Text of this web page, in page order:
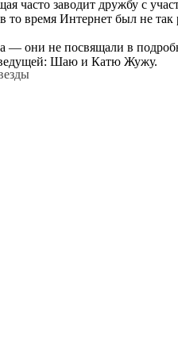
часто заводит дружбу с
время Интернет был не
— они не посвящали в
Шаю и Катю Жужу.